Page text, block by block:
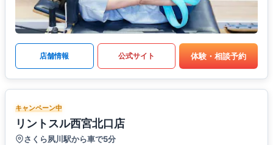
店舗情報 公式サイト 体験・相談予約
キャンペーン中
リントスル西宮北口店
さくら夙川駅から車で5分